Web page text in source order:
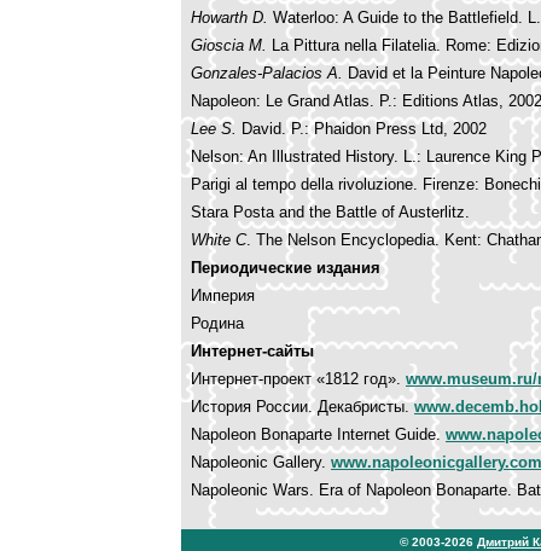
Howarth D. Waterloo: A Guide to the Battlefield.
Gioscia M. La Pittura nella Filatelia. Rome:
Gonzales-Palacios A. David et la Peinture
Napoleon: Le Grand Atlas. P.: Editions Atlas,
Lee S. David. P.: Phaidon Press Ltd, 2002
Nelson: An Illustrated History. L.: Laurence King
Parigi al tempo della rivoluzione. Firenze:
Stara Posta and the Battle of Austerlitz.
White C. The Nelson Encyclopedia. Kent:
Периодические издания
Империя
Родина
Интернет-сайты
Интернет-проект «1812 год». www.museum.ru/
История России. Декабристы.
Napoleon Bonaparte Internet Guide.
Napoleonic Gallery. www.napoleonicgallery.com
Napoleonic Wars. Era of Napoleon Bonaparte.
© 2003-2026 Дмитрий